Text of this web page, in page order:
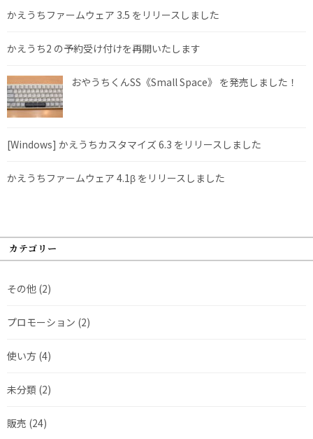
かえうちファームウェア 3.5 をリリースしました
かえうち2 の予約受け付けを再開いたします
おやうちくんSS《Small Space》 を発売しました！
[Windows] かえうちカスタマイズ 6.3 をリリースしました
かえうちファームウェア 4.1β をリリースしました
カテゴリー
その他 (2)
プロモーション (2)
使い方 (4)
未分類 (2)
販売 (24)